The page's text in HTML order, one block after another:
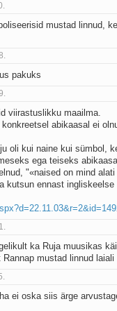
mustad linnud,
pakuks
viirastuslikku maailma.
abikaasal ei
oli kui naine kui sümbol,
ega teiseks
"«naised on mind
kutsun ennast ingliskeelse
ka Ruja muusikas
mustad linnud laiali
ei oska siis ärge